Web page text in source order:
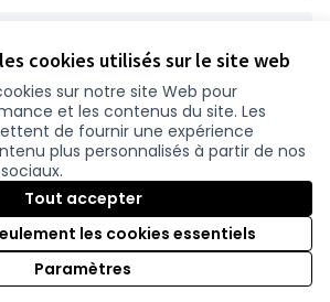
cookies utilisés sur le site web
sur notre site Web pour
et les contenus du site. Les
de fournir une expérience
plus personnalisés à partir de nos
Tout accepter
les cookies essentiels
Paramètres
sur Facebook
sur Instagram
atlantique.fr sur YouTube
fenêtre)
logiciel libre Decidim
(Nouvelle fenêtre)
.
Licence
(Nouvelle